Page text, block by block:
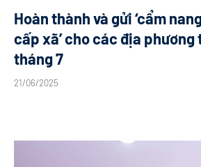
Hoàn thành và gửi ‘cẩm
cấp xã’ cho các địa phương
tháng 7
21/06/2025